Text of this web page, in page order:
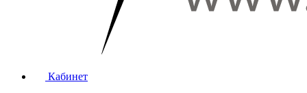
Кабинет